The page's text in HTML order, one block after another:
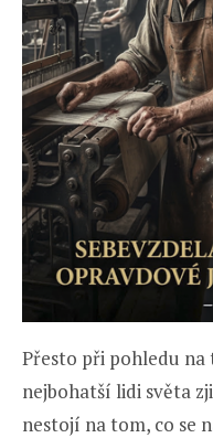
Přesto při pohledu
nejbohatší lidi světa
nestojí na tom, co se